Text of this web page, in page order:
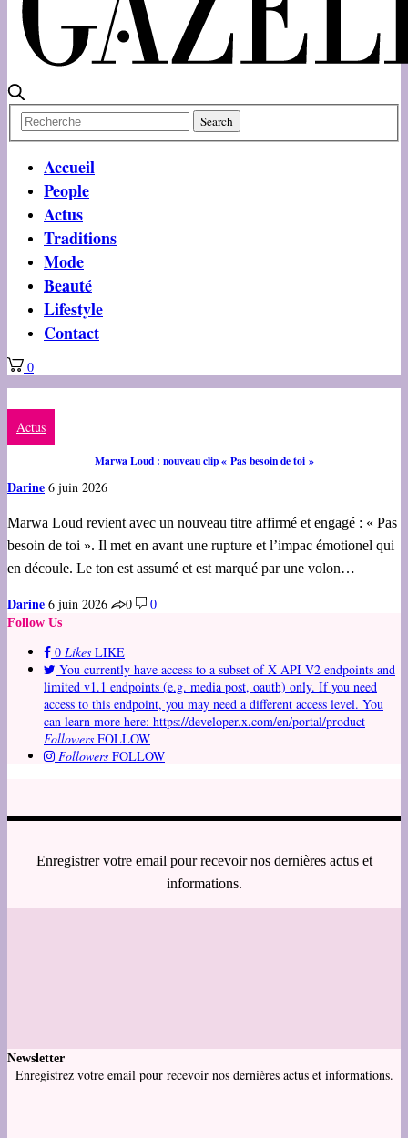
Accueil
People
Actus
Traditions
Mode
Beauté
Lifestyle
Contact
0
Actus
Marwa Loud : nouveau clip « Pas besoin de toi »
Darine 6 juin 2026
Marwa Loud revient avec un nouveau titre affirmé et engagé : « Pas
besoin de toi ». Il met en avant une rupture et l’impac émotionel qui
en découle. Le ton est assumé et est marqué par une volon…
Darine 6 juin 2026 0 0
Follow Us
0 Likes LIKE
You currently have access to a subset of X API V2 endpoints and
limited v1.1 endpoints (e.g. media post, oauth) only. If you need
access to this endpoint, you may need a different access level. You
can learn more here: https://developer.x.com/en/portal/product
Followers FOLLOW
Followers FOLLOW
Enregistrer votre email pour recevoir nos dernières actus et
informations.
Newsletter
Enregistrez votre email pour recevoir nos dernières actus et informations.